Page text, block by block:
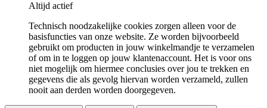
Altijd actief
Technisch noodzakelijke cookies zorgen alleen voor de
basisfuncties van onze website. Ze worden bijvoorbeeld
gebruikt om producten in jouw winkelmandje te verzamelen
of om in te loggen op jouw klantenaccount. Het is voor ons
niet mogelijk om hiermee conclusies over jou te trekken en
gegevens die als gevolg hiervan worden verzameld, zullen
nooit aan derden worden doorgegeven.